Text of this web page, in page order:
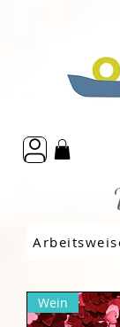
Wein